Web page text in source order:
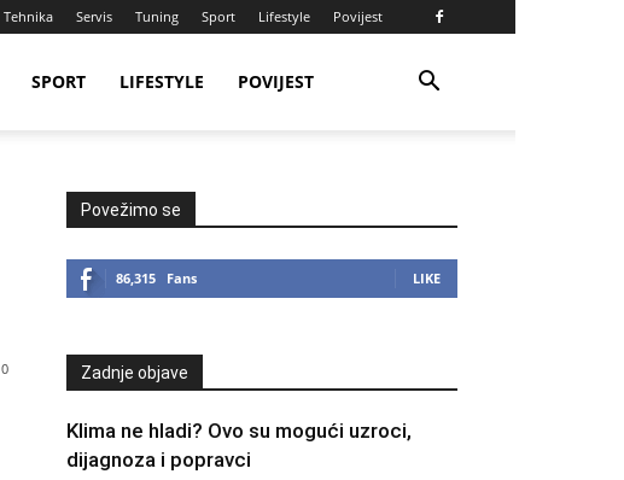
Tehnika Servis Tuning Sport Lifestyle Povijest
SPORT LIFESTYLE POVIJEST
0
Povežimo se
86,315 Fans LIKE
Zadnje objave
Klima ne hladi? Ovo su mogući uzroci,
dijagnoza i popravci